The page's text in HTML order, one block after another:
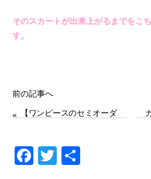
そのスカートが出来上がるまでをこ
す。
前の記事へ
«
【ワンピースのセミオーダ
F
T